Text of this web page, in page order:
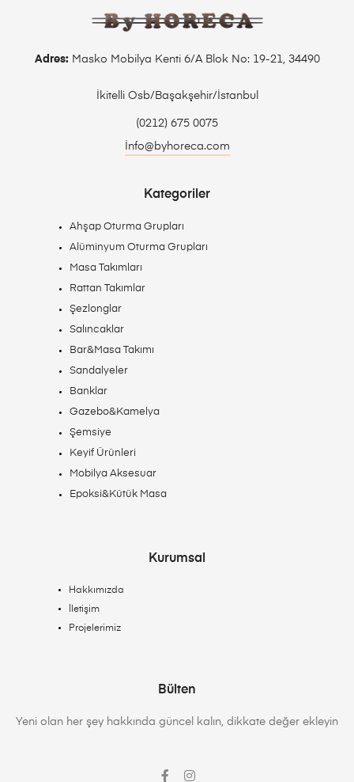
Adres:Masko Mobilya Kenti 6/A Blok No: 19-21, 34490
İkitelli Osb/Başakşehir/İstanbul
(0212) 675 0075
İnfo@byhoreca.com
Kategoriler
Ahşap Oturma Grupları
Alüminyum Oturma Grupları
Masa Takımları
Rattan Takımlar
Şezlonglar
Salıncaklar
Bar&Masa Takımı
Sandalyeler
Banklar
Gazebo&Kamelya
Şemsiye
Keyif Ürünleri
Mobilya Aksesuar
Epoksi&Kütük Masa
Kurumsal
Hakkımızda
İletişim
Projelerimiz
Bülten
Yeni olan her şey hakkında güncel kalın, dikkate değer ekleyin